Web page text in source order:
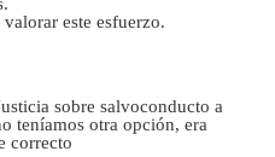
este esfuerzo.
sobre salvoconducto a
teníamos otra opción, era
correcto